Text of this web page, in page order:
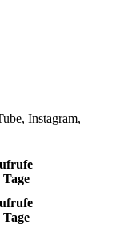
Instagram,
Tage
Tage